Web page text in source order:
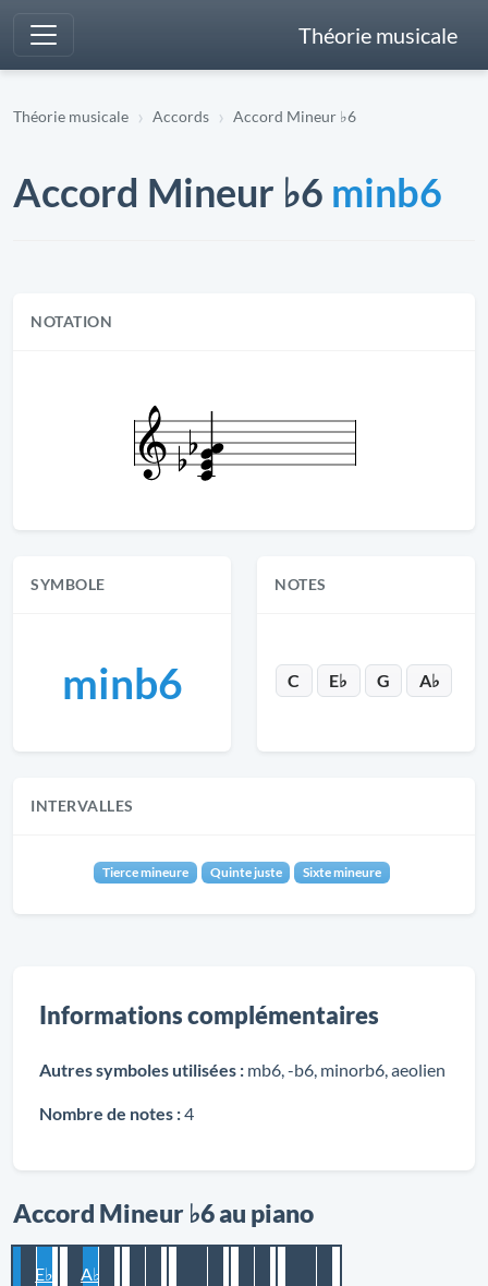
Théorie musicale
Théorie musicale Accords Accord Mineur ♭6
Accord Mineur ♭6 minb6
NOTATION
SYMBOLE
minb6
NOTES
C E♭ G A♭
INTERVALLES
Tierce mineure Quinte juste Sixte mineure
Informations complémentaires
Autres symboles utilisées : mb6, -b6, minorb6, aeolien
Nombre de notes :4
Accord Mineur ♭6 au piano
E♭ A♭